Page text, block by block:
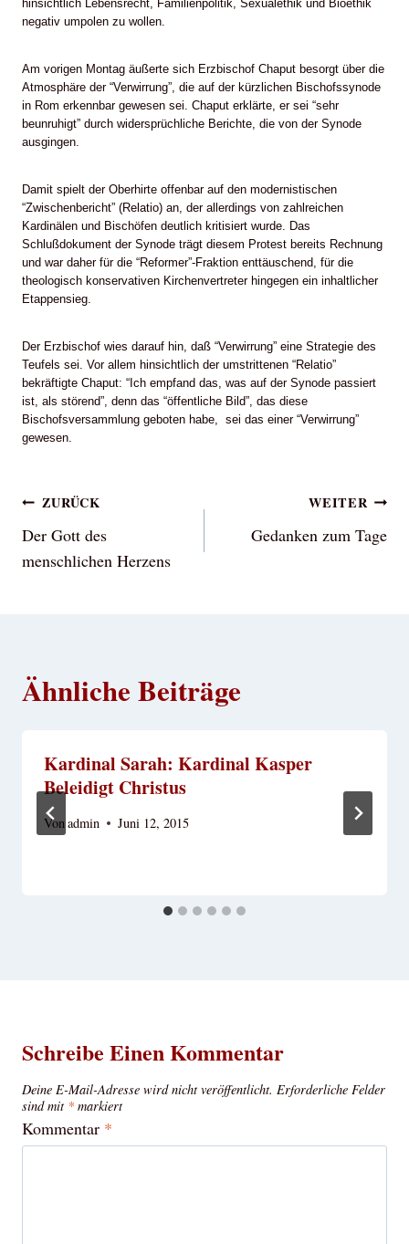
hinsichtlich Lebensrecht, Familienpolitik, Sexualethik und Bioethik
negativ umpolen zu wollen.
Am vorigen Montag äußerte sich Erzbischof Chaput besorgt über die
Atmosphäre der “Verwirrung”, die auf der kürzlichen Bischofssynode
in Rom erkennbar gewesen sei. Chaput erklärte, er sei “sehr
beunruhigt” durch widersprüchliche Berichte, die von der Synode
ausgingen.
Damit spielt der Oberhirte offenbar auf den modernistischen
“Zwischenbericht” (Relatio) an, der allerdings von zahlreichen
Kardinälen und Bischöfen deutlich kritisiert wurde. Das
Schlußdokument der Synode trägt diesem Protest bereits Rechnung
und war daher für die “Reformer”-Fraktion enttäuschend, für die
theologisch konservativen Kirchenvertreter hingegen ein inhaltlicher
Etappensieg.
Der Erzbischof wies darauf hin, daß “Verwirrung” eine Strategie des
Teufels sei. Vor allem hinsichtlich der umstrittenen “Relatio”
bekräftigte Chaput: “Ich empfand das, was auf der Synode passiert
ist, als störend”, denn das “öffentliche Bild”, das diese
Bischofsversammlung geboten habe, sei das einer “Verwirrung”
gewesen.
Beitragsnavigation
ZURÜCK
Der Gott des
menschlichen Herzens
WEITER
Gedanken zum Tage
Ähnliche Beiträge
Kardinal Sarah: Kardinal Kasper
Beleidigt Christus
Vonadmin Juni 12, 2015
Schreibe Einen Kommentar
Deine E-Mail-Adresse wird nicht veröffentlicht. Erforderliche Felder
sind mit * markiert
Kommentar *